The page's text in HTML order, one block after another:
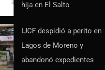
hija en El Salto
IJCF despidió a perito en
Lagos de Moreno y
abandonó expedientes